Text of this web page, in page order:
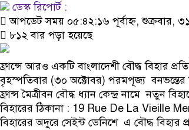
ডেস্ক রিপোর্ট :
আপডেট সময় ০৫:৪২:১৬ পূর্বাহ্ন, শুক্রবার,
৮১২ বার পড়া হয়েছে
ফ্রান্সে আরও একটি বাংলাদেশী বৌদ্ধ বিহার
বৃহস্পতিবার (৩০ অক্টোবর) পরমপূজ্য বনভন্তের
ফ্রান্স মৈত্রীবন বৌদ্ধ ধ্যান কেন্দ্র নামে নতুন
বিহারের ঠিকানা : 19 Rue De La Vieille
বিহারের অদুরে সেইন্ট ডেনিশে এ বৌদ্ধ বিহার